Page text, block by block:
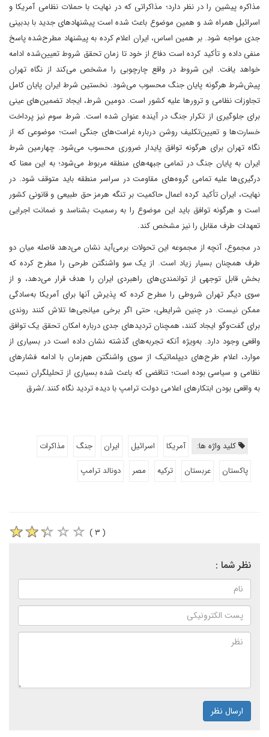
مذاکره پیشین را در نظر دارد؛ مذاکراتی که در نهایت با حملات نظامی آمریکا و
اسرائیل همراه شد و همین موضوع باعث شده است پیشنهادهای جدید با بدبینی
جدی مواجه شود. بر همین اساس، ایران اعلام کرده به پیشنهاد مطرح‌شده پاسخ
منفی داده و تأکید کرده است دفاع از خود تا زمان تحقق شروط تعیین‌شده ادامه
خواهد یافت. این شروط در واقع چارچوبی را مشخص می‌کند از نگاه تهران
پیش‌شرط هرگونه پایان جنگ محسوب می‌شود. نخستین شرط ایران پایان کامل
تجاوزات نظامی و ترورها علیه کشور است. دومین شرط، ایجاد تضمین‌های عینی
برای جلوگیری از تکرار جنگ در آینده عنوان شده است. شرط سوم نیز پرداخت
خسارت‌ها و تعیین‌تکلیف روشن درباره غرامت‌های جنگی است؛ موضوعی که از
نگاه تهران برای هرگونه توافق پایدار ضروری محسوب می‌شود. چهارمین شرط
ایران به پایان جنگ در تمامی جبهه‌های منطقه مربوط می‌شود؛ به این معنا که
درگیری‌ها علیه تمامی گروه‌های مقاومت در سراسر منطقه باید متوقف شود. در
نهایت، ایران تأکید کرده اعمال حاکمیت بر تنگه هرمز حق طبیعی و قانونی کشور
است و هرگونه توافق باید این موضوع را به رسمیت بشناسد و ضمانت اجرایی
تعهدات طرف مقابل را نیز مشخص کند.
در مجموع، آنچه از مجموعه این تحولات برمی‌آید نشان می‌دهد فاصله میان دو
طرف همچنان بسیار زیاد است. از یک سو واشنگتن طرحی را مطرح کرده که
بخش قابل توجهی از توانمندی‌های راهبردی ایران را هدف قرار می‌دهد، و از
سوی دیگر تهران شروطی را مطرح کرده که پذیرش آنها برای آمریکا به‌سادگی
ممکن نیست. در چنین شرایطی، حتی اگر برخی میانجی‌ها تلاش کنند روندی
برای گفت‌وگو ایجاد کنند، همچنان تردیدهای جدی درباره امکان تحقق یک توافق
واقعی وجود دارد. به‌ویژه آنکه تجربه‌های گذشته نشان داده است در بسیاری از
موارد، اعلام طرح‌های دیپلماتیک از سوی واشنگتن هم‌زمان با ادامه فشارهای
نظامی و سیاسی بوده است؛ تناقضی که باعث شده بسیاری از تحلیلگران نسبت
به واقعی بودن ابتکارهای اعلامی دولت ترامپ با دیده تردید نگاه کنند./شرق
کلید واژه ها: آمریکا اسرائیل ایران جنگ
مذاکرات
پاکستان
عربستان ترکیه مصر دونالد ترامپ
( ۳ )
نظر شما :
ارسال نظر